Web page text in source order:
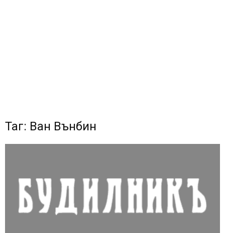
Таг: Ван Вънбин